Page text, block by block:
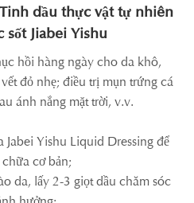
dầu thực vật tự nhiên
sốt Jiabei Yishu
hồi hàng ngày cho da khô,
đỏ nhẹ; điều trị mụn trứng cá
ánh nắng mặt trời, v.v.
Jabei Yishu Liquid Dressing để
cơ bản;
da, lấy 2-3 giọt dầu chăm sóc